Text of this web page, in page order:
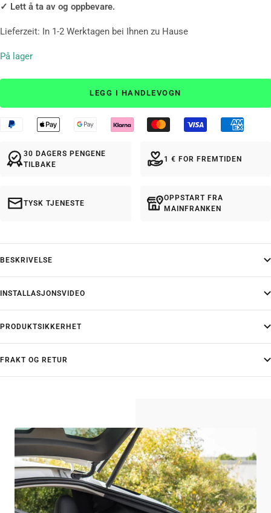
✓ Lett å ta av og oppbevare.
Lieferzeit: In 1-2 Werktagen bei Ihnen zu Hause
På lager
LEGG I HANDLEVOGN
30 DAGERS PENGENE
TILBAKE
1 € FOR FREMTIDEN
TYSK TJENESTE
OPPSTART FRA
MAINFRANKEN
BESKRIVELSE
INSTALLASJONSVIDEO
PRODUKTSIKKERHET
FRAKT OG RETUR